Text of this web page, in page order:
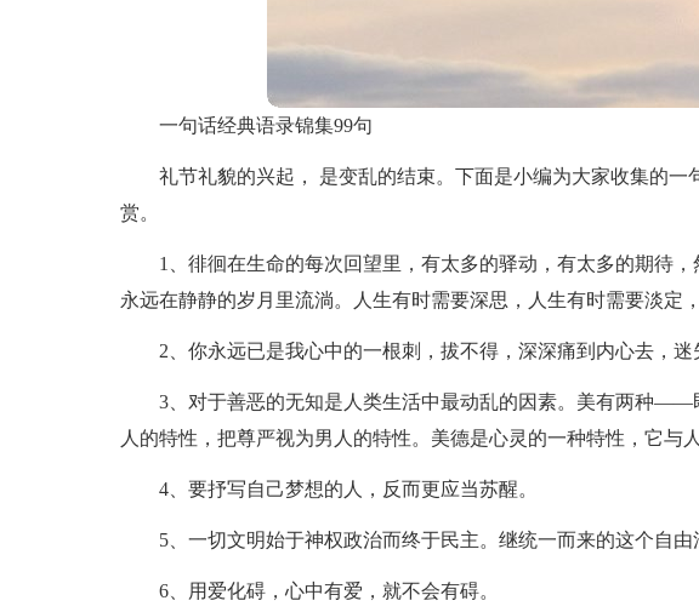
一句话经典语录锦集99句
礼节礼貌的兴起， 是变乱的结束。下面是小编为大家收集的一
赏。
1、徘徊在生命的每次回望里，有太多的驿动，有太多的期待
永远在静静的岁月里流淌。人生有时需要深思，人生有时需要淡定
2、你永远已是我心中的一根刺，拔不得，深深痛到内心去，迷
3、对于善恶的无知是人类生活中最动乱的因素。美有两种——
人的特性，把尊严视为男人的特性。美德是心灵的一种特性，它与
4、要抒写自己梦想的人，反而更应当苏醒。
5、一切文明始于神权政治而终于民主。继统一而来的这个自由
6、用爱化碍，心中有爱，就不会有碍。